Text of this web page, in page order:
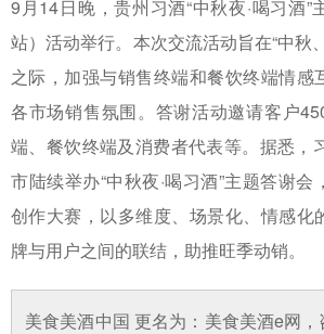
9月14日晚，贵州习酒“中秋夜·喝习酒”
站）活动举行。本次交流活动旨在“中秋
之际，加强与销售终端和餐饮终端情感
各市场销售氛围。答谢活动邀请客户
端、餐饮终端及消费者代表等。据悉，
市陆续举办“中秋夜·喝习酒”主题答谢
创作大赛，以多维度、场景化、情感化
牌与用户之间的联结，助推旺季动销。
美食美酒中国 更名为：美食美酒e网